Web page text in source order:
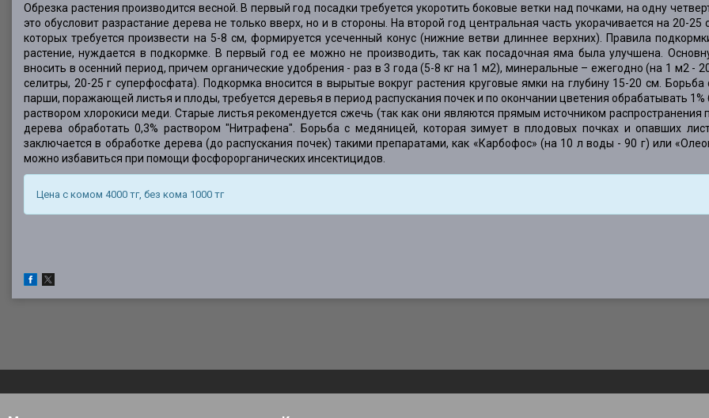
Обрезка растения производится весной. В первый год посадки требуется укоротить боковые ветки над почками, на одну
это обусловит разрастание дерева не только вверх, но и в стороны. На второй год центральная часть укорачивается на 20-25
которых требуется произвести на 5-8 см, формируется усеченный конус (нижние ветви длиннее верхних). Правила
растение, нуждается в подкормке. В первый год ее можно не производить, так как посадочная яма была улучшена.
вносить в осенний период, причем органические удобрения - раз в 3 года (5-8 кг на 1 м2), минеральные – ежегодно (на 1 м2 -
селитры, 20-25 г суперфосфата). Подкормка вносится в вырытые вокруг растения круговые ямки на глубину 15-20 см.
парши, поражающей листья и плоды, требуется деревья в период распускания почек и по окончании цветения обрабатывать
раствором хлорокиси меди. Старые листья рекомендуется сжечь (так как они являются прямым источником
дерева обработать 0,3% раствором "Нитрафена". Борьба с медяницей, которая зимует в плодовых почках и опавших
заключается в обработке дерева (до распускания почек) такими препаратами, как «Карбофос» (на 10 л воды - 90 г) или
можно избавиться при помощи фосфорорганических инсектицидов.
Цена с комом 4000 тг, без кома 1000 тг